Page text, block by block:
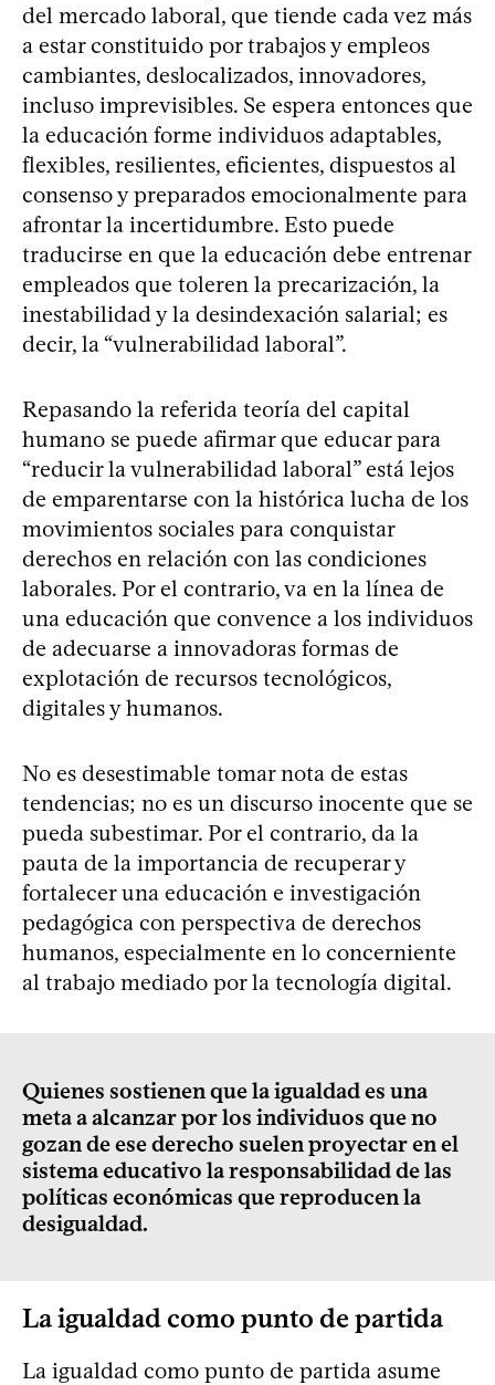
del mercado laboral, que tiende cada vez más
a estar constituido por trabajos y empleos
cambiantes, deslocalizados, innovadores,
incluso imprevisibles. Se espera entonces que
la educación forme individuos adaptables,
flexibles, resilientes, eficientes, dispuestos al
consenso y preparados emocionalmente para
afrontar la incertidumbre. Esto puede
traducirse en que la educación debe entrenar
empleados que toleren la precarización, la
inestabilidad y la desindexación salarial; es
decir, la “vulnerabilidad laboral”.
Repasando la referida teoría del capital
humano se puede afirmar que educar para
“reducir la vulnerabilidad laboral” está lejos
de emparentarse con la histórica lucha de los
movimientos sociales para conquistar
derechos en relación con las condiciones
laborales. Por el contrario, va en la línea de
una educación que convence a los individuos
de adecuarse a innovadoras formas de
explotación de recursos tecnológicos,
digitales y humanos.
No es desestimable tomar nota de estas
tendencias; no es un discurso inocente que se
pueda subestimar. Por el contrario, da la
pauta de la importancia de recuperar y
fortalecer una educación e investigación
pedagógica con perspectiva de derechos
humanos, especialmente en lo concerniente
al trabajo mediado por la tecnología digital.
Quienes sostienen que la igualdad es una
meta a alcanzar por los individuos que no
gozan de ese derecho suelen proyectar en el
sistema educativo la responsabilidad de las
políticas económicas que reproducen la
desigualdad.
La igualdad como punto de partida
La igualdad como punto de partida asume